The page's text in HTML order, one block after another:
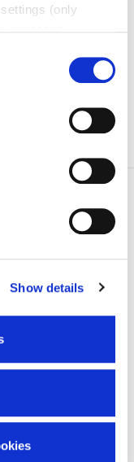
(only
at any time
Show details
e stiratura.
e